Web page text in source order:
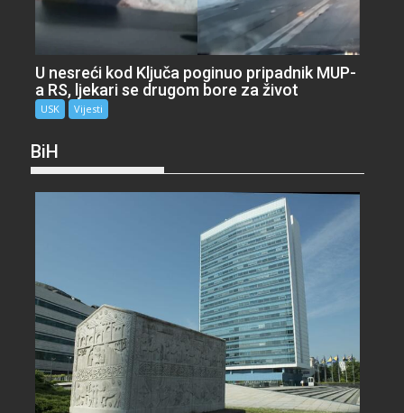
U nesreći kod Ključa poginuo pripadnik MUP-
a RS, ljekari se drugom bore za život
USK Vijesti
BiH